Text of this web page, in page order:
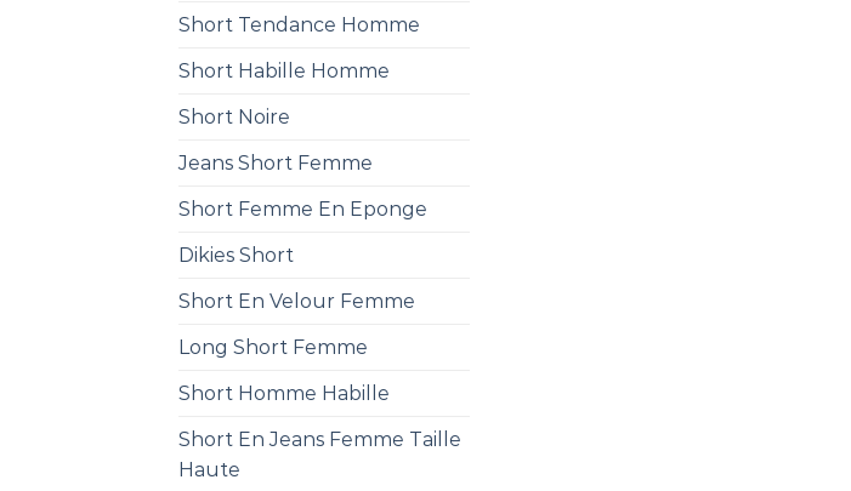
Short Tendance Homme
Short Habille Homme
Short Noire
Jeans Short Femme
Short Femme En Eponge
Dikies Short
Short En Velour Femme
Long Short Femme
Short Homme Habille
Short En Jeans Femme Taille
Haute